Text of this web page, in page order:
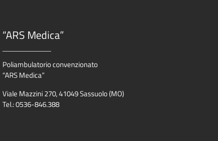
“ARS Medica”
Poliambulatorio convenzionato
“ARS Medica”
Viale Mazzini 270, 41049 Sassuolo (MO)
Tel.: 0536-846.388